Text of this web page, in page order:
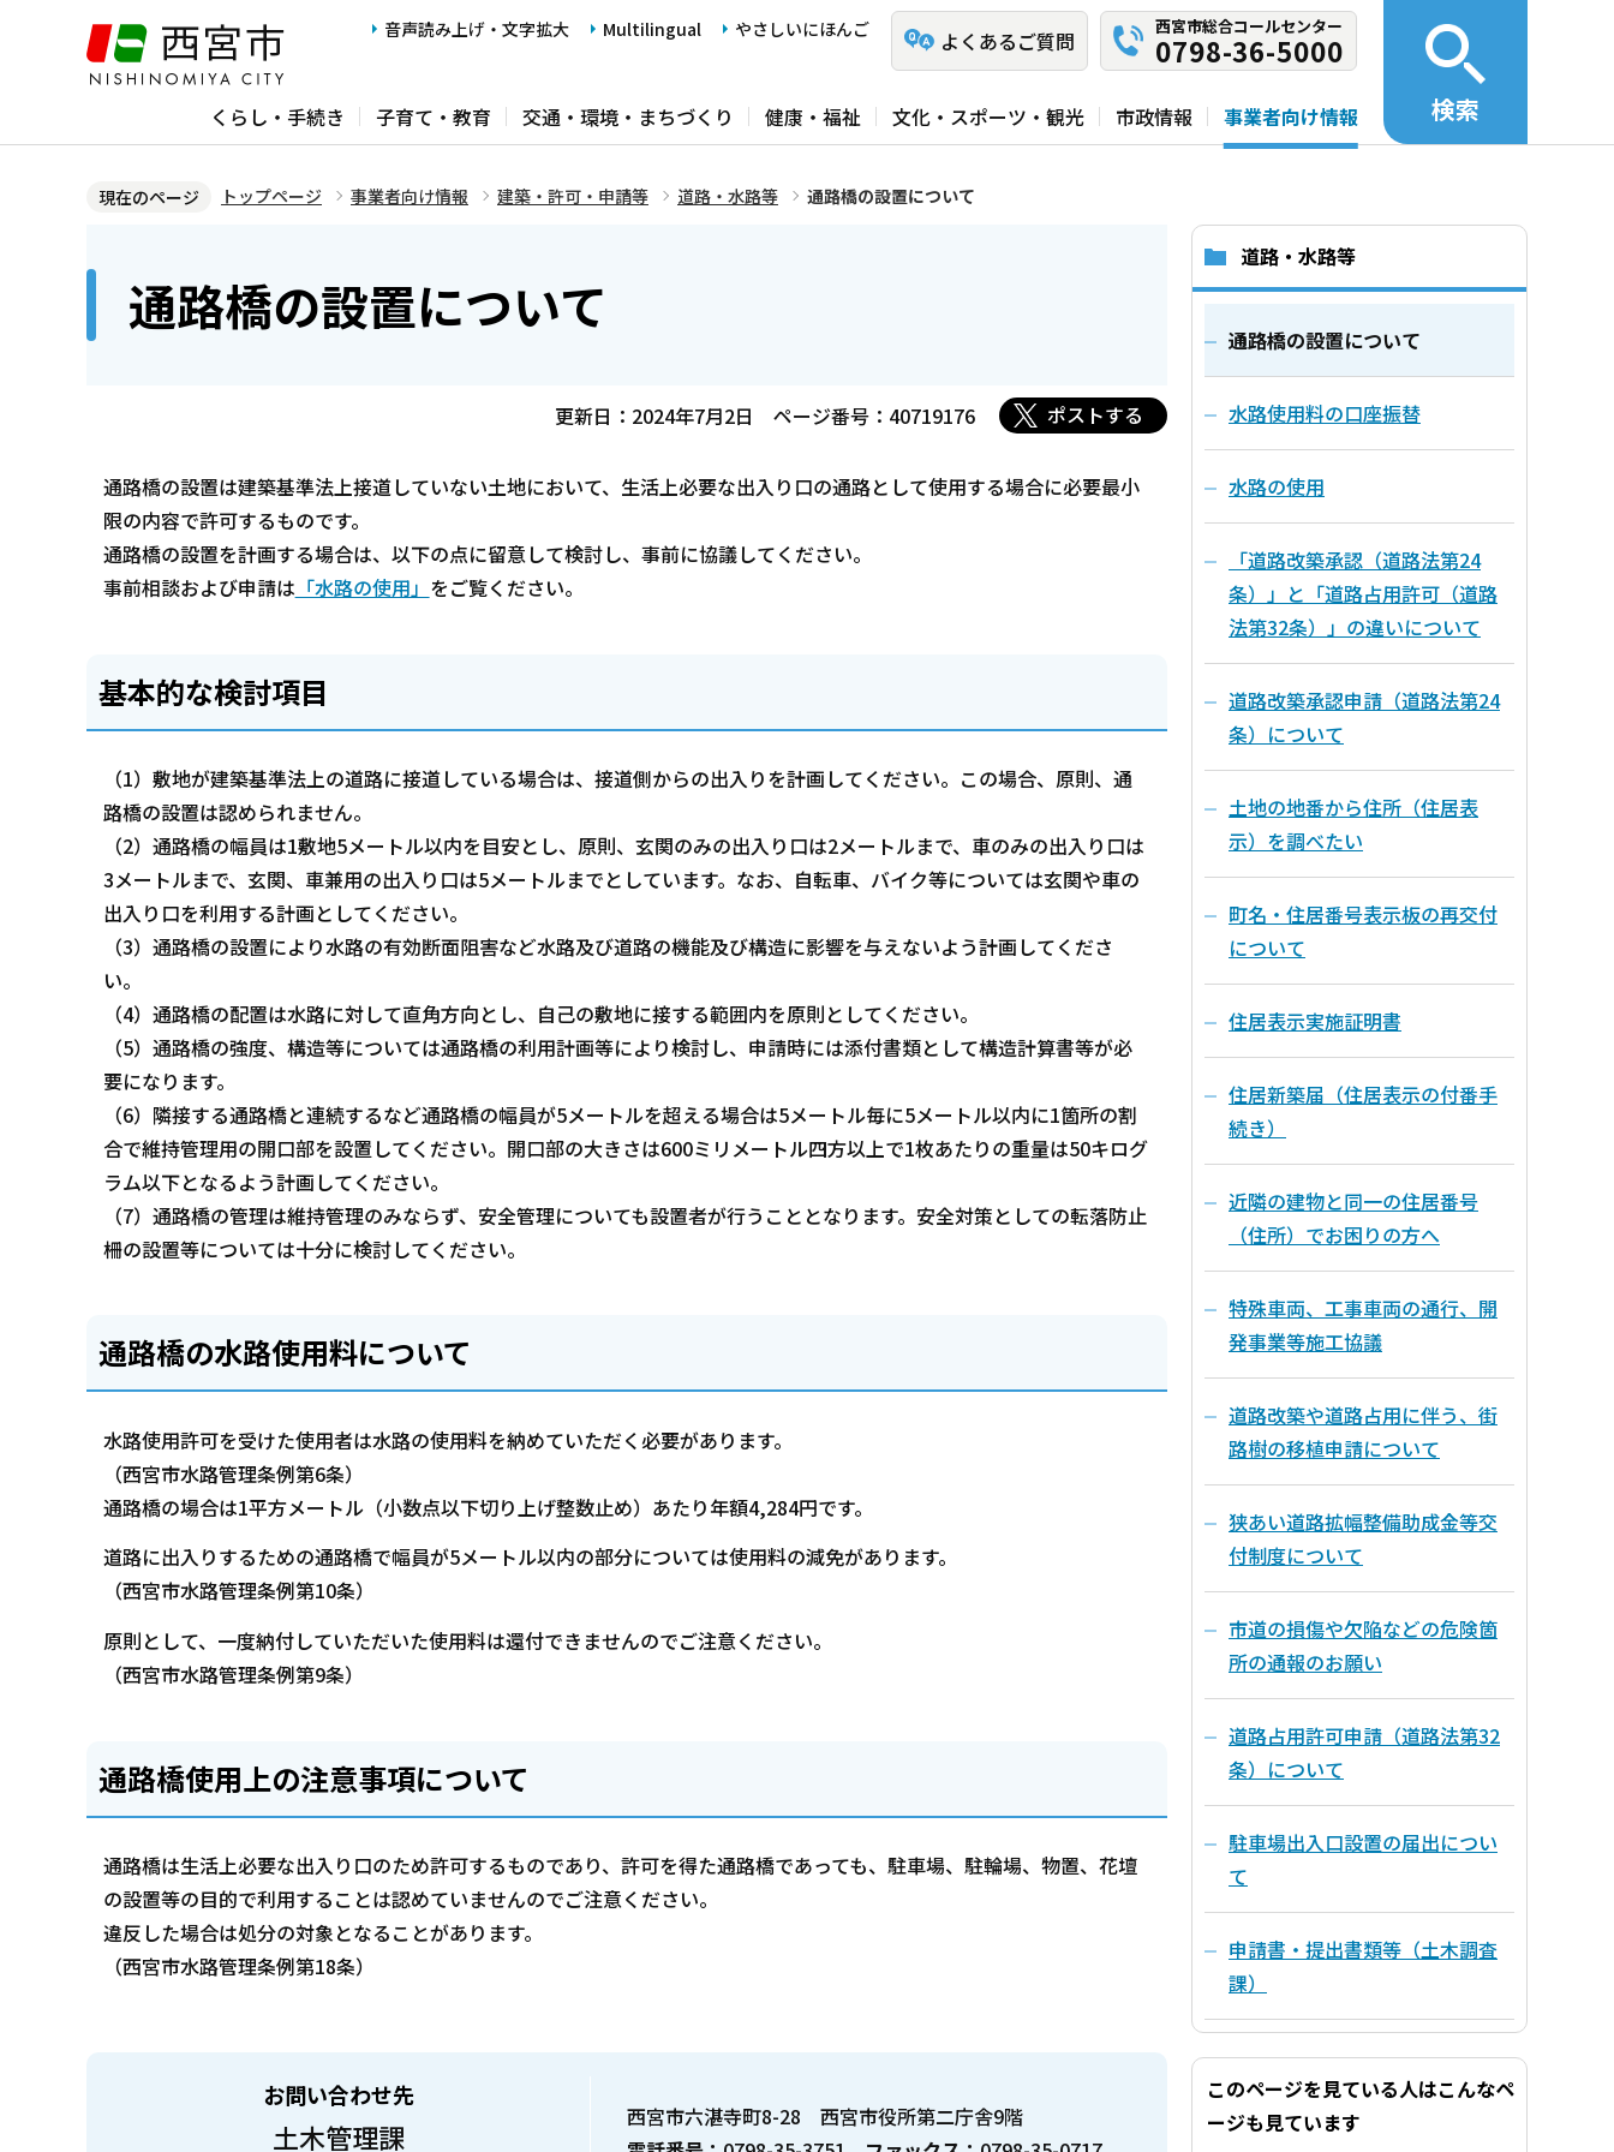
ジ
音声読み上げ・文字拡大 Multilingual やさしいにほんご よくあるご質問
西宮市総合コールセンター
0798-36-5000
くらし・手続き 子育て・教育 交通・環境・まちづくり 健康・福祉 文化・スポーツ・観光 市政情報 事業者向け情報 検索
現在のページ トップページ 事業者向け情報 建築・許可・申請等 道路・水路等 通路橋の設置について
通路橋の設置について
更新日：2024年7月2日 ページ番号：40719176 ポストする
通路橋の設置は建築基準法上接道していない土地において、生活上必要な出入り口の通路として使用する場合に必要最小
限の内容で許可するものです。
通路橋の設置を計画する場合は、以下の点に留意して検討し、事前に協議してください。
事前相談および申請は 「水路の使用」 をご覧ください。
基本的な検討項目
（1）敷地が建築基準法上の道路に接道している場合は、接道側からの出入りを計画してください。この場合、原則、通
路橋の設置は認められません。
（2）通路橋の幅員は1敷地5メートル以内を目安とし、原則、玄関のみの出入り口は2メートルまで、車のみの出入り口は
3メートルまで、玄関、車兼用の出入り口は5メートルまでとしています。なお、自転車、バイク等については玄関や車の
出入り口を利用する計画としてください。
（3）通路橋の設置により水路の有効断面阻害など水路及び道路の機能及び構造に影響を与えないよう計画してくださ
い。
（4）通路橋の配置は水路に対して直角方向とし、自己の敷地に接する範囲内を原則としてください。
（5）通路橋の強度、構造等については通路橋の利用計画等により検討し、申請時には添付書類として構造計算書等が必
要になります。
（6）隣接する通路橋と連続するなど通路橋の幅員が5メートルを超える場合は5メートル毎に5メートル以内に1箇所の割
合で維持管理用の開口部を設置してください。開口部の大きさは600ミリメートル四方以上で1枚あたりの重量は50キログ
ラム以下となるよう計画してください。
（7）通路橋の管理は維持管理のみならず、安全管理についても設置者が行うこととなります。安全対策としての転落防止
柵の設置等については十分に検討してください。
通路橋の水路使用料について
水路使用許可を受けた使用者は水路の使用料を納めていただく必要があります。
（西宮市水路管理条例第6条）
通路橋の場合は1平方メートル（小数点以下切り上げ整数止め）あたり年額4,284円です。
道路に出入りするための通路橋で幅員が5メートル以内の部分については使用料の減免があります。
（西宮市水路管理条例第10条）
原則として、一度納付していただいた使用料は還付できませんのでご注意ください。
（西宮市水路管理条例第9条）
通路橋使用上の注意事項について
通路橋は生活上必要な出入り口のため許可するものであり、許可を得た通路橋であっても、駐車場、駐輪場、物置、花壇
の設置等の目的で利用することは認めていませんのでご注意ください。
違反した場合は処分の対象となることがあります。
（西宮市水路管理条例第18条）
お問い合わせ先
土木管理課
西宮市六湛寺町8-28 西宮市役所第二庁舎9階
道路・水路等
通路橋の設置について
水路使用料の口座振替
水路の使用
「道路改築承認（道路法第24
条）」と「道路占用許可（道路
法第32条）」の違いについて
道路改築承認申請（道路法第24
条）について
土地の地番から住所（住居表
示）を調べたい
町名・住居番号表示板の再交付
について
住居表示実施証明書
住居新築届（住居表示の付番手
続き）
近隣の建物と同一の住居番号
（住所）でお困りの方へ
特殊車両、工事車両の通行、開
発事業等施工協議
道路改築や道路占用に伴う、街
路樹の移植申請について
狭あい道路拡幅整備助成金等交
付制度について
市道の損傷や欠陥などの危険箇
所の通報のお願い
道路占用許可申請（道路法第32
条）について
駐車場出入口設置の届出につい
て
申請書・提出書類等（土木調査
課）
このページを見ている人はこんなペ
ージも見ています